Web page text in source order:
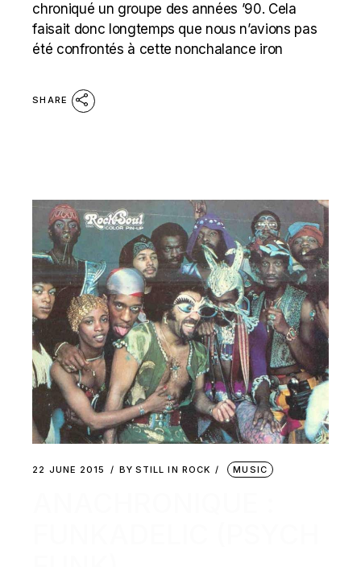
chroniqué un groupe des années ’90. Cela
faisait donc longtemps que nous n’avions pas
été confrontés à cette nonchalance iron
SHARE
22 JUNE 2015 BY STILL IN ROCK MUSIC